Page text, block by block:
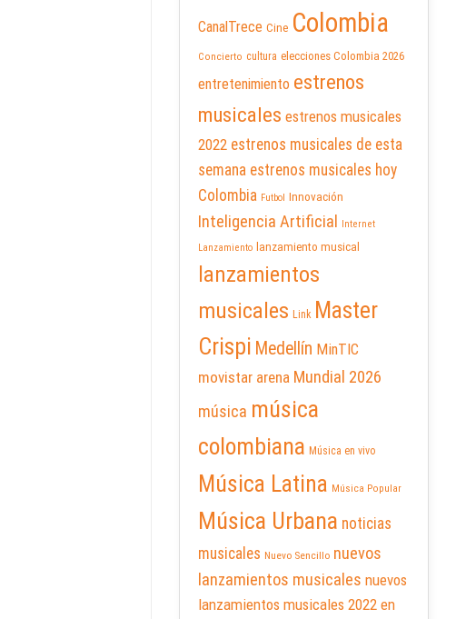
CanalTrece Cine Colombia
Concierto cultura elecciones Colombia 2026
entretenimiento estrenos
musicales estrenos musicales
2022 estrenos musicales de esta
semana estrenos musicales hoy
Colombia Futbol Innovación
Inteligencia Artificial
Internet
Lanzamiento
lanzamiento musical
lanzamientos
musicales Link Master
Crispi Medellín MinTIC
movistar arena Mundial 2026
música música
colombiana Música en vivo
Música Latina Música Popular
Música Urbana noticias
musicales Nuevo Sencillo nuevos
lanzamientos musicales nuevos
lanzamientos musicales 2022 en